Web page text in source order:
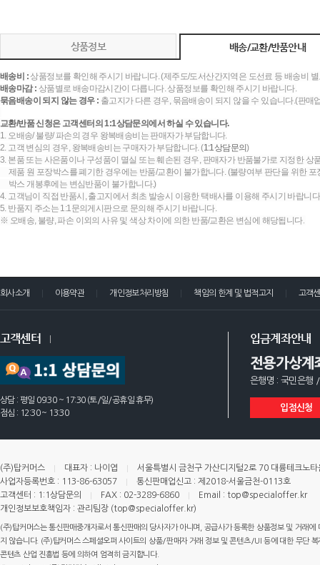
상품정보 배송/교환/반품안내
배송비 :상품정보를 확인해 주시기 바랍니다. (제주도/도서산간지역은 도선료 등 배송비
배송마감 : 상품별로 배송마감시간이 다릅니다. 상품정보를 확인해 주시기 바랍니다.
묶음배송이 되지 않는 경우 : 출고지가 다른 경우, 묶음배송이 되지 않을 수 있습니다.(판
교환/반품 신청은 고객센터의 1:1상담문의에서 하실 수 있습니다.
1. 오배송/ 불량/ 파손의 경우 왕복배송비는 판매자가 부담합니다.
2. 고객 변심의 경우, 왕복배송비는 구매자가 부담합니다. (1:1상담문의)
3. 본품 또는 사은품이나 구성품이 멸실 또는 훼손된 경우, 판매자가 반품불가로 지정한 상
제품 원 포장박스를 폐기한 경우에는 반품/교환이 불가합니다. (불량여부 판단을 위한
박스 개봉후에는 변심반품이 불가합니다.)
4. 고객님이 직접 반품시, 출고지에서 최초 발송시 이용한 택배사를 이용해 주시기 바랍니
5. 반품지 주소는 1:1문의게시판으로 문의해 주시기 바랍니다.
※ 오배송, 불량, 파손 이외의 사유 및 색상 차이에 의한 반품/교환은 변심에 해당됩니다.
회사소개 이용약관 개인정보처리방침 책임의 한계 및 법적고지 고객
고객센터
상담 : 평일 09:30 ~ 17:30 (토/일/공휴일 휴무)
점심 : 12:30 ~ 13:30
입금계좌안내
전용가상계
은행명 : 국민은행
입점신청
(주)탑커머스 대표자 : 나이엽
서울특별시 금천구 가산디지털2로 70 대륭테크노
사업자등록번호 : 113-86-63057
통신판매업신고 : 제2018-서울금천-0113호
고객센터 : 1:1상담문의
FAX : 02-3289-6860
Email : top@specialoffer.kr
개인정보보호책임자 : 관리팀장 (top@specialoffer.kr)
(주)탑커머스는 통신판매중개자로서 통신판매의 당사자가 아니며, 공급사가 등록한 상품정보 및 거래
지 않습니다. (주)탑커머스 스페셜오퍼 사이트의 상품/판매자 거래 정보 및 콘텐츠/UI 등에 대한 무단
콘텐츠 산업 진흥법 등에 의하여 엄격히 금지합니다.